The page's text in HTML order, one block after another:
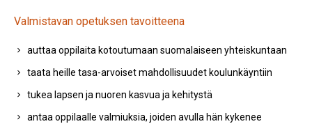
Valmistavan opetuksen tavoitteena
auttaa oppilaita kotoutumaan suomalaiseen yhteiskuntaan
taata heille tasa-arvoiset mahdollisuudet koulunkäyntiin
tukea lapsen ja nuoren kasvua ja kehitystä
antaa oppilaalle valmiuksia, joiden avulla hän kykenee